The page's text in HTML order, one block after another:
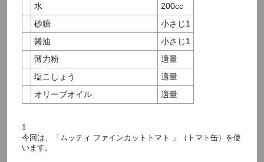
水
200cc
砂糖
小さじ1
醤油
小さじ1
薄力粉
適量
塩こしょう
適量
オリーブオイル
適量
1
今回は、「ムッティ ファインカットトマト 」（トマト缶）を使
います。